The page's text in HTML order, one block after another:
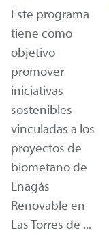
Este programa
tiene como
objetivo
promover
iniciativas
sostenibles
vinculadas a los
proyectos de
biometano de
Enagás
Renovable en
Las Torres de ...